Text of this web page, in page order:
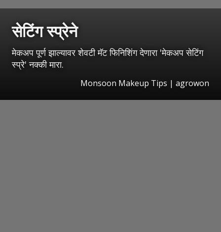
सेटिंग स्प्रेने
मेकअप पूर्ण झाल्यावर शेवटी मॅट फिनिशिंग देणारा 'मेकअप सेटिंग
स्प्रे' नक्की मारा.
Monsoon Makeup Tips | agrowon